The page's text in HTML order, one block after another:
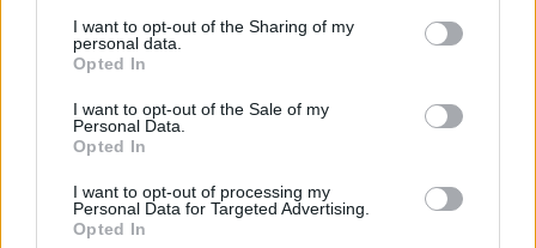
I want to opt-out of the Sharing of my
personal data.
Opted In
I want to opt-out of the Sale of my
Personal Data.
Opted In
I want to opt-out of processing my
Personal Data for Targeted Advertising.
Opted In
Επιστήμη
πραγματικά στο διάστημα